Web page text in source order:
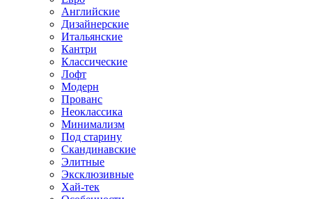
Английские
Дизайнерские
Итальянские
Кантри
Классические
Лофт
Модерн
Прованс
Неоклассика
Минимализм
Под старину
Скандинавские
Элитные
Эксклюзивные
Хай-тек